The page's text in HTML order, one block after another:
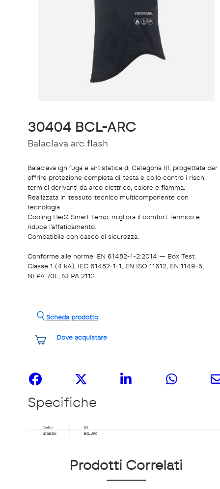
30404 BCL-ARC
Balaclava arc flash
Balaclava ignifuga e antistatica di Categoria III, progettata per
offrire protezione completa di testa e collo contro i rischi
termici derivanti da arco elettrico, calore e fiamma.
Realizzata in tessuto tecnico multicomponente con
tecnologia
Cooling HeiQ Smart Temp, migliora il comfort termico e
riduce l’affaticamento.
Compatibile con casco di sicurezza.
Conforme alle norme: EN 61482-1-2:2014 — Box Test:
Classe 1 (4 kA), IEC 61482-1-1, EN ISO 11612, EN 1149-5,
NFPA 70E, NFPA 2112.
Dove acquistare
Scheda prodotto
Specifiche
Prodotti Correlati